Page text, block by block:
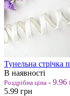
Тунельна стрічка
В наявності
Роздрібна ціна - 9.96
5.99 грн